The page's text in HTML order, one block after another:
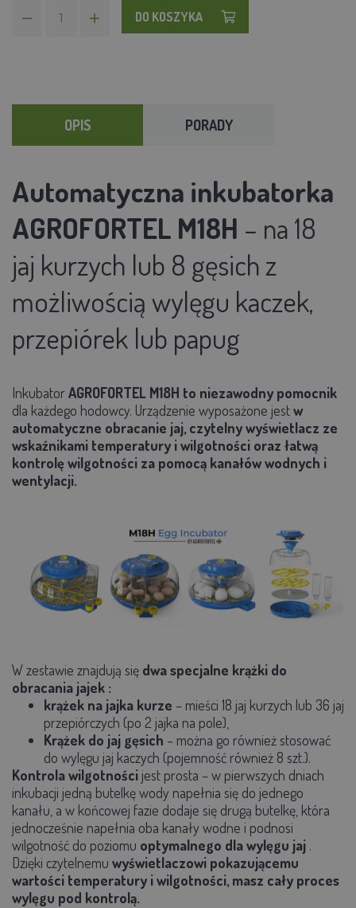
DO KOSZYKA
OPIS PORADY
Automatyczna inkubatorka
AGROFORTEL M18H – na 18
jaj kurzych lub 8 gęsich z
możliwością wylęgu kaczek,
przepiórek lub papug
InkubatorAGROFORTEL M18H to niezawodny pomocnik
dla każdego hodowcy. Urządzenie wyposażone jestw
automatyczne obracanie jaj, czytelny wyświetlacz ze
wskaźnikami temperatury i wilgotności oraz łatwą
kontrolę wilgotności za pomocą kanałów wodnych i
wentylacji.
W zestawie znajdują się dwa specjalne krążki do
obracania jajek :
krążek na jajka kurze – mieści 18 jaj kurzych lub 36 jaj
przepiórczych (po 2 jajka na pole),
Krążek do jaj gęsich – można go również stosować
do wylęgu jaj kaczych (pojemność również 8 szt.).
Kontrola wilgotności jest prosta – w pierwszych dniach
inkubacji jedną butelkę wody napełnia się do jednego
kanału, a w końcowej fazie dodaje się drugą butelkę, która
jednocześnie napełnia oba kanały wodne i podnosi
wilgotność do poziomu optymalnego dla wylęgu jaj .
Dzięki czytelnemu wyświetlaczowi pokazującemu
wartości temperatury i wilgotności, masz cały proces
wylęgu pod kontrolą.